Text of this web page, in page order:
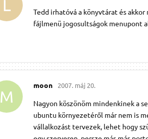
L
Tedd irhatóvá a könyvtárat és
fájlmenü jogosultságok menupont
M
moon 2007. máj 20.
Nagyon köszönöm mindenkinek a
ubuntu környezetéről már nem is
vállalkozást tervezek, lehet hogy